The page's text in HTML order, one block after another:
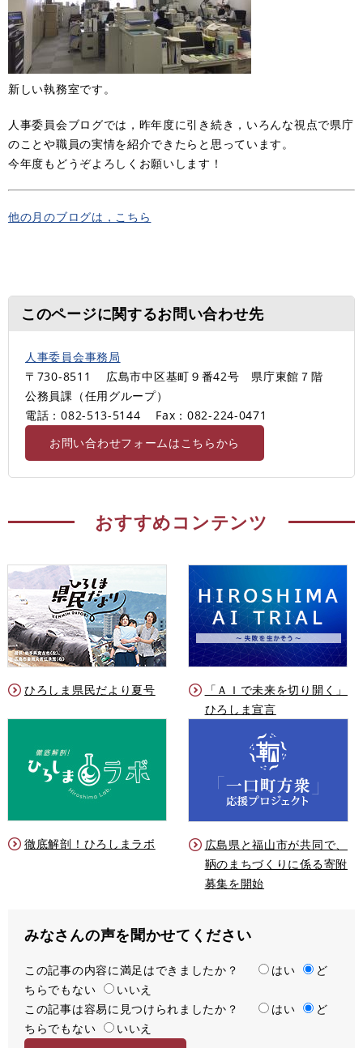
新しい執務室です。
人事委員会ブログでは，昨年度に引き続き，いろんな視点で県庁
のことや職員の実情を紹介できたらと思っています。
今年度もどうぞよろしくお願いします！
他の月のブログは，こちら
このページに関するお問い合わせ先
人事委員会事務局
〒730-8511
広島市中区基町９番42号 県庁東館７階
公務員課（任用グループ）
電話：082-513-5144
Fax：082-224-0471
お問い合わせフォームはこちらから
おすすめコンテンツ
ひろしま県民だより夏号
「ＡＩで未来を切り開く」
ひろしま宣言
徹底解剖！ひろしまラボ
広島県と福山市が共同で、
鞆のまちづくりに係る寄附
募集を開始
みなさんの声を聞かせてください
満
足
度
この記事の内容に満足はできましたか？ はい
ど
ちらでもない
いいえ
容
易
この記事は容易に見つけられましたか？ はい
ど
ちらでもない
いいえ